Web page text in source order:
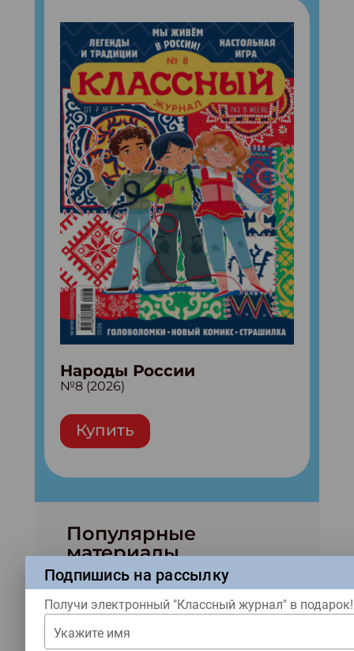
Народы России
№8 (2026)
Купить
Популярные
материалы
Подпишись на рассылку
Получи электронный "Классный журнал" в подарок!
Укажите имя